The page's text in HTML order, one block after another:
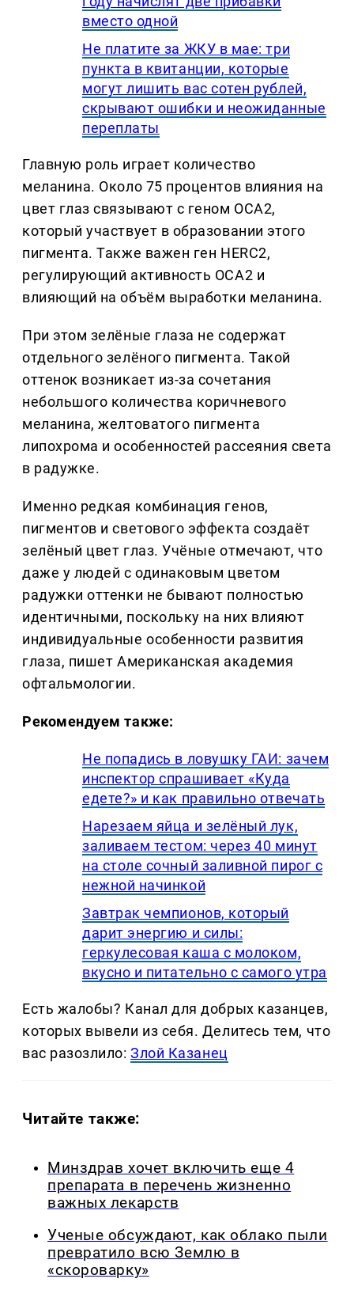
вместо одной
Не платите за ЖКУ в мае: три
пункта в квитанции, которые
могут лишить вас сотен рублей,
скрывают ошибки и неожиданные
переплаты
Главную роль играет количество
меланина. Около 75 процентов влияния на
цвет глаз связывают с геном OCA2,
который участвует в образовании этого
пигмента. Также важен ген HERC2,
регулирующий активность OCA2 и
влияющий на объём выработки меланина.
При этом зелёные глаза не содержат
отдельного зелёного пигмента. Такой
оттенок возникает из-за сочетания
небольшого количества коричневого
меланина, желтоватого пигмента
липохрома и особенностей рассеяния света
в радужке.
Именно редкая комбинация генов,
пигментов и светового эффекта создаёт
зелёный цвет глаз. Учёные отмечают, что
даже у людей с одинаковым цветом
радужки оттенки не бывают полностью
идентичными, поскольку на них влияют
индивидуальные особенности развития
глаза, пишет Американская академия
офтальмологии.
Рекомендуем также:
Не попадись в ловушку ГАИ: зачем
инспектор спрашивает «Куда
едете?» и как правильно отвечать
Нарезаем яйца и зелёный лук,
заливаем тестом: через 40 минут
на столе сочный заливной пирог с
нежной начинкой
Завтрак чемпионов, который
дарит энергию и силы:
геркулесовая каша с молоком,
вкусно и питательно с самого утра
Есть жалобы? Канал для добрых казанцев,
которых вывели из себя. Делитеcь тем, что
вас разозлило:Злой Казанец
Читайте также:
Минздрав хочет включить еще 4
препарата в перечень жизненно
важных лекарств
Ученые обсуждают, как облако пыли
превратило всю Землю в
«скороварку»